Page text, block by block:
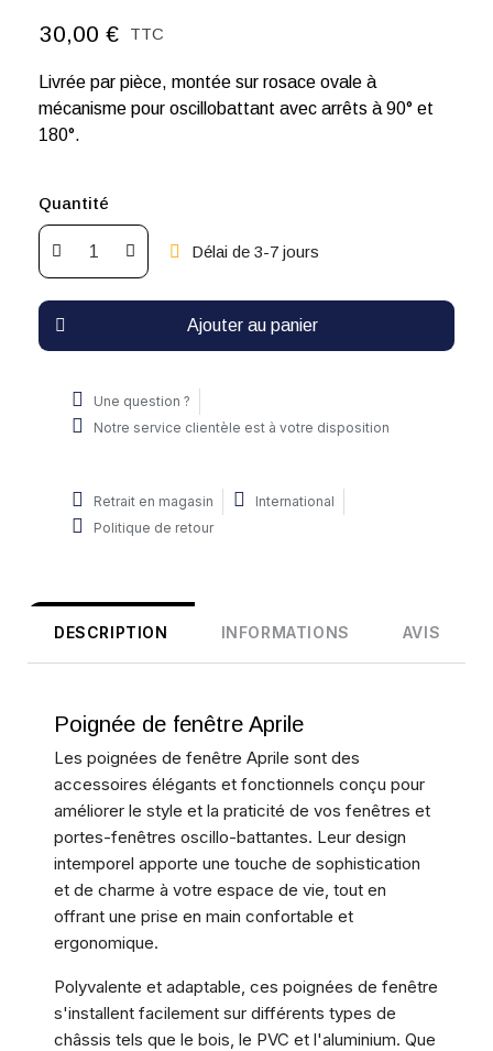
30,00 € TTC
Livrée par pièce, montée sur rosace ovale à
mécanisme pour oscillobattant avec arrêts à 90° et
180°.
Quantité
Délai de 3-7 jours
Ajouter au panier
Une question ?
Notre service clientèle est à votre disposition
Retrait en magasin
International
Politique de retour
DESCRIPTION INFORMATIONS AVIS
Poignée de fenêtre Aprile
Les poignées de fenêtre Aprile sont des
accessoires élégants et fonctionnels conçu pour
améliorer le style et la praticité de vos fenêtres et
portes-fenêtres oscillo-battantes. Leur design
intemporel apporte une touche de sophistication
et de charme à votre espace de vie, tout en
offrant une prise en main confortable et
ergonomique.
Polyvalente et adaptable, ces poignées de fenêtre
s'installent facilement sur différents types de
châssis tels que le bois, le PVC et l'aluminium. Que